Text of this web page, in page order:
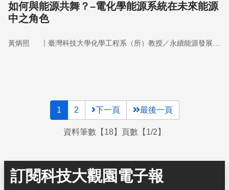
如何與能源共舞？–電化學能源系統在未來能源
中之角色
黃炳照 ｜
1 2 下一頁 最後一頁
資料筆數【18】頁數【1/2】
訂閱科技大觀園電子報